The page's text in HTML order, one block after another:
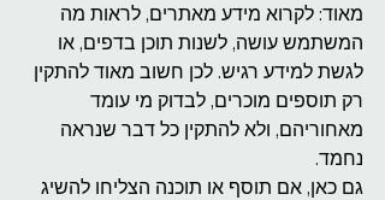
מאוד: לקרוא מידע מאתרים, לראות מה
המשתמש עושה, לשנות תוכן בדפים, או
לגשת למידע רגיש. לכן חשוב מאוד להתקין
רק תוספים מוכרים, לבדוק מי עומד
מאחוריהם, ולא להתקין כל דבר שנראה
נחמד.
גם כאן, אם תוסף או תוכנה הצליחו להשיג